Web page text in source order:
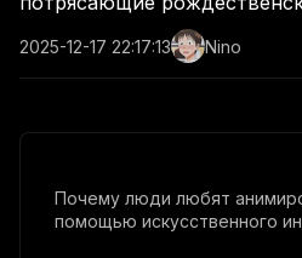
2025-12-17 22:17:13 Nino
Почему люди любят
помощью искусственного